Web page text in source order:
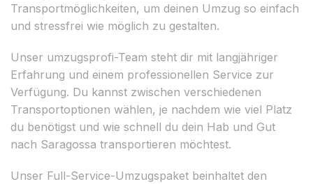
Transportmöglichkeiten, um deinen Umzug so einfach
und stressfrei wie möglich zu gestalten.
Unser umzugsprofi-Team steht dir mit langjähriger
Erfahrung und einem professionellen Service zur
Verfügung. Du kannst zwischen verschiedenen
Transportoptionen wählen, je nachdem wie viel Platz
du benötigst und wie schnell du dein Hab und Gut
nach Saragossa transportieren möchtest.
Unser Full-Service-Umzugspaket beinhaltet den